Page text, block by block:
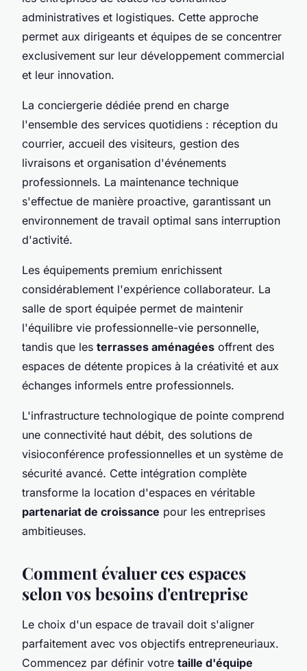
administratives et logistiques. Cette approche
permet aux dirigeants et équipes de se concentrer
exclusivement sur leur développement commercial
et leur innovation.
La conciergerie dédiée prend en charge
l'ensemble des services quotidiens : réception du
courrier, accueil des visiteurs, gestion des
livraisons et organisation d'événements
professionnels. La maintenance technique
s'effectue de manière proactive, garantissant un
environnement de travail optimal sans interruption
d'activité.
Les équipements premium enrichissent
considérablement l'expérience collaborateur. La
salle de sport équipée permet de maintenir
l'équilibre vie professionnelle-vie personnelle,
tandis que les terrasses aménagées offrent des
espaces de détente propices à la créativité et aux
échanges informels entre professionnels.
L'infrastructure technologique de pointe comprend
une connectivité haut débit, des solutions de
visioconférence professionnelles et un système de
sécurité avancé. Cette intégration complète
transforme la location d'espaces en véritable
partenariat de croissance pour les entreprises
ambitieuses.
Comment évaluer ces espaces
selon vos besoins d'entreprise
Le choix d'un espace de travail doit s'aligner
parfaitement avec vos objectifs entrepreneuriaux.
Commencez par définir votre taille d'équipe